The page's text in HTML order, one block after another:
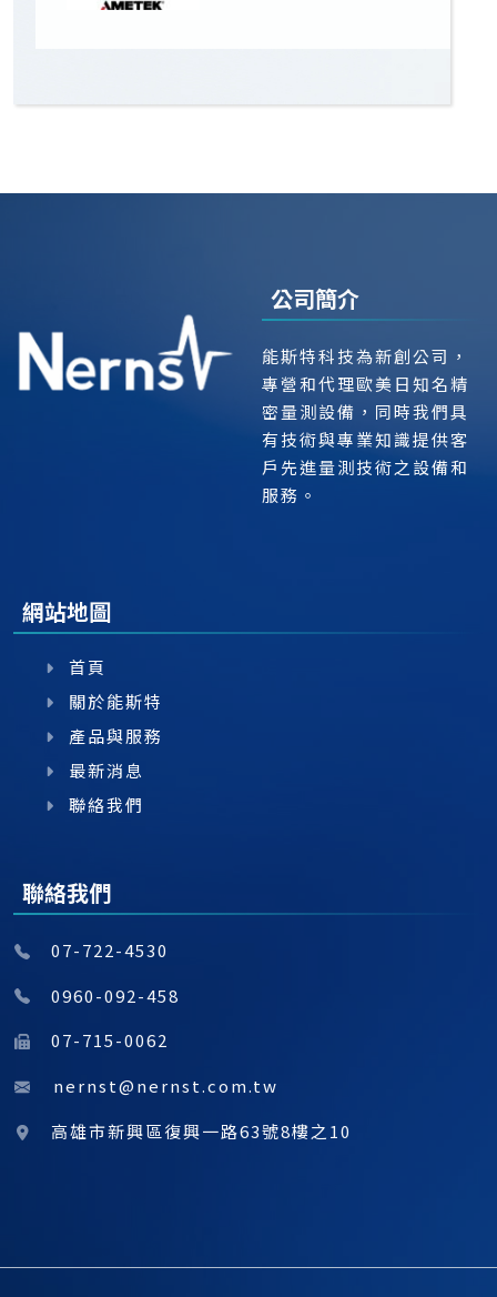
公司簡介
能斯特科技為新創公司，
專營和代理歐美日知名精
密量測設備，同時我們具
有技術與專業知識提供客
戶先進量測技術之設備和
服務。
網站地圖
首頁
關於能斯特
產品與服務
最新消息
聯絡我們
聯絡我們
07-722-4530
0960-092-458
07-715-0062
nernst@nernst.com.tw
高雄市新興區復興一路63號8樓之10